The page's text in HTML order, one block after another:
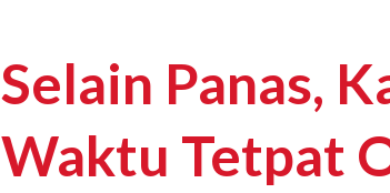
Selain Panas,
Waktu Tetpat